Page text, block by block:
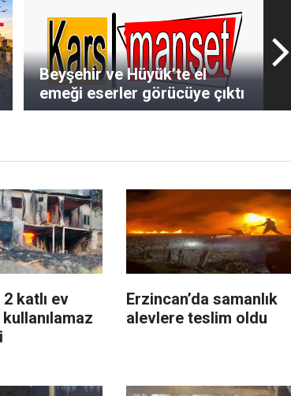
Beyşehir ve Hüyük’te el
emeği eserler görücüye çıktı
2 katlı ev
Erzincan’da samanlık
alevlere teslim oldu